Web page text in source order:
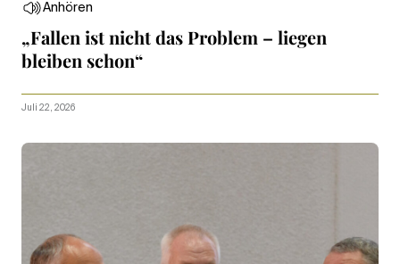
Anhören
„Fallen ist nicht das Problem – liegen
bleiben schon“
Juli 22, 2026